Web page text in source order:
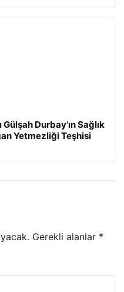
Durbay’ın Sağlık
Yetmezliği Teşhisi
Gerekli alanlar *